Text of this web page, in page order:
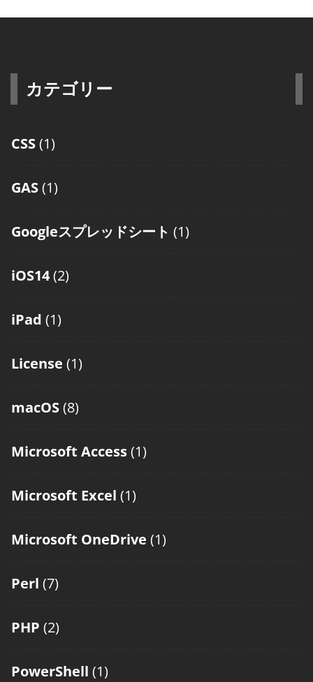
カテゴリー
CSS(1)
GAS(1)
Googleスプレッドシート (1)
iOS14(2)
iPad (1)
License (1)
macOS(8)
Microsoft Access(1)
Microsoft Excel (1)
Microsoft OneDrive (1)
Perl (7)
PHP (2)
PowerShell (1)